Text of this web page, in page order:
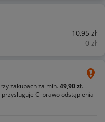
10,95 zł
0 zł
zakupach za min. 49,90 zł.
Ci prawo odstąpienia